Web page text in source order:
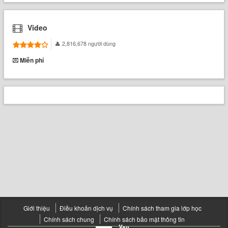
Video
2,816,678 người dùng
Miễn phí
Giới thiệu Điều khoản dịch vụ
Chính sách tham gia lớp học
Chính sách chung
Chính sách bảo mật thông tin